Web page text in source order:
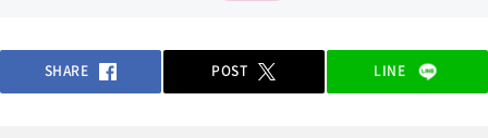
SHARE POST LINE